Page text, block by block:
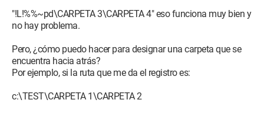
"!L!%%~pd\CARPETA 3\CARPETA 4" eso funciona muy bien y
no hay problema.
Pero, ¿cómo puedo hacer para designar una carpeta que se
encuentra hacia atrás?
Por ejemplo, si la ruta que me da el registro es:
c:\TEST\CARPETA 1\CARPETA 2